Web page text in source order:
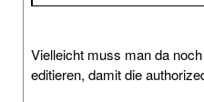
Vielleicht muss man da
editieren, damit die